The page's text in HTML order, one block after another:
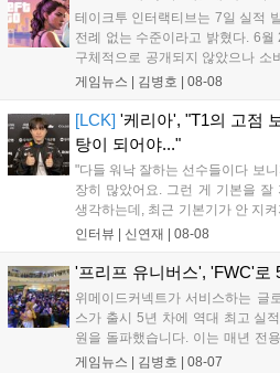
테이크투 인터랙티브는 7일 실적
전례 없는 수준이라고 밝혔다. 6
구체적으로 공개되지 않았으나 소
11월 19일 PS5와 Xbox 시리즈
상 'Grand Theft Auto VI: An
이다....
게임뉴스 | 김병호 08-08
[LCK] '케리아', "T1의 고점
탕이 되어야..."
"다들 워낙 잘하는 선수들이다 보
장히 많았어요. 그런 게 기본을 잘
생각하는데, 최근 기본기가 안 지
를 추구하다 보니까 팀적으로 안
LoL 챔피언스 코리아(LCK)'...
인터뷰 | 신연재 08-08
'프리프 유니버스', 'FWC'로
위메이드커넥트가 서비스하는 글
스가 출시 5년 차에 역대 최고 실
원을 돌파했습니다. 이는 매년 전
스포츠 대회 FWC의 영향이 큽니
게임뉴스 | 김병호 08-07